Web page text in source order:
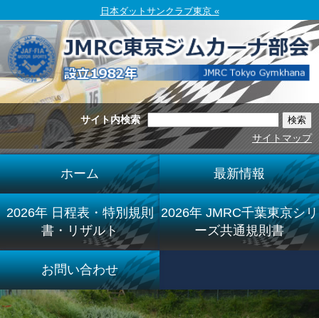
日本ダットサンクラブ東京 «
サイト内検索
サイトマップ
ホーム 最新情報
2026年 日程表・特別規則
書・リザルト
2026年 JMRC千葉東京シリ
ーズ共通規則書
お問い合わせ